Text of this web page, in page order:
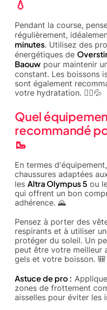
💧
Pendant la course,
régulièrement,
minutes. Utilisez des
énergétiques de
Baouw pour maintenir
constant. Les boissons
sont également
votre hydratation. 🏃‍♂️💦
Quel
recommandé
🥾
En termes
chaussures adaptées
les Altra Olympus 5 ou
qui offrent un bon
adhérence. 🌄
Pensez à porter des
respirants et à utiliser
protéger du soleil. Un
peut être votre meilleur
gels et votre boisson. 🎒
Astuce de pro :
zones de frottement
aisselles pour éviter les